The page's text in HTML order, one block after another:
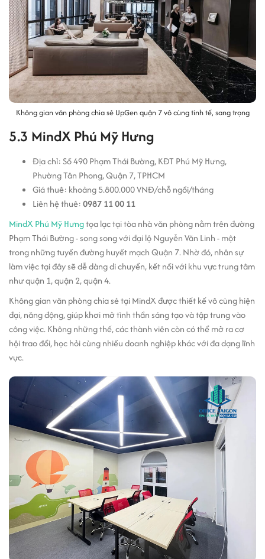
Không gian văn phòng chia sẻ UpGen quận 7 vô cùng tinh tế, sang trọng
5.3 MindX Phú Mỹ Hưng
Địa chỉ: Số 490 Phạm Thái Bường, KĐT Phú Mỹ Hưng,
Phường Tân Phong, Quận 7, TPHCM
Giá thuê: khoảng 5.800.000 VNĐ/chỗ ngồi/tháng
Liên hệ thuê:0987 11 00 11
MindX Phú Mỹ Hưngtọa lạc tại tòa nhà văn phòng nằm trên đường
Phạm Thái Bường - song song với đại lộ Nguyễn Văn Linh - một
trong những tuyến đường huyết mạch Quận 7. Nhờ đó, nhân sự
làm việc tại đây sẽ dễ dàng di chuyển, kết nối với khu vực trung tâm
như quận 1, quận 2, quận 4.
Không gian văn phòng chia sẻ tại MindX được thiết kế vô cùng hiện
đại, năng động, giúp khơi mở tình thần sáng tạo và tập trung vào
công việc. Không những thế, các thành viên còn có thể mở ra cơ
hội trao đổi, học hỏi cùng nhiều doanh nghiệp khác với đa dạng lĩnh
vực.